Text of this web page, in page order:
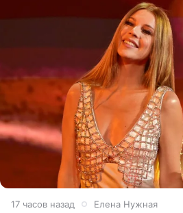
17 часов назад Елена Нужная